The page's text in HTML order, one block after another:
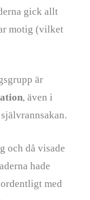
gick allt
motig (vilket
är
, även i
och då visade
hade
med